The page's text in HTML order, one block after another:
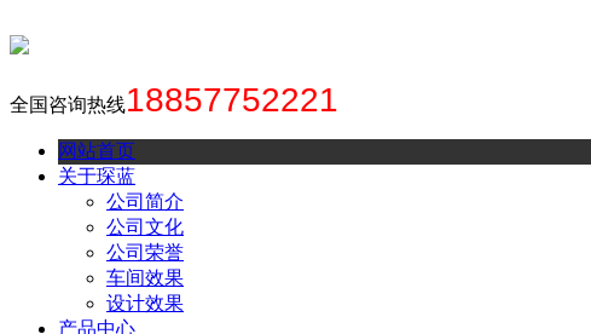
全国咨询热线18857752221
网站首页
关于琛蓝
公司简介
公司文化
公司荣誉
车间效果
设计效果
产品中心